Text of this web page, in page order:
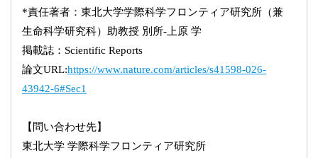
*責任著者：東北大学学際科学フロンティア研究所（兼
生命科学研究科）助教授 別所-上原 学
掲載誌：Scientific Reports
論文URL:https://www.nature.com/articles/s41598-026-
43942-6#Sec1
【問い合わせ先】
東北大学 学際科学フロンティア研究所